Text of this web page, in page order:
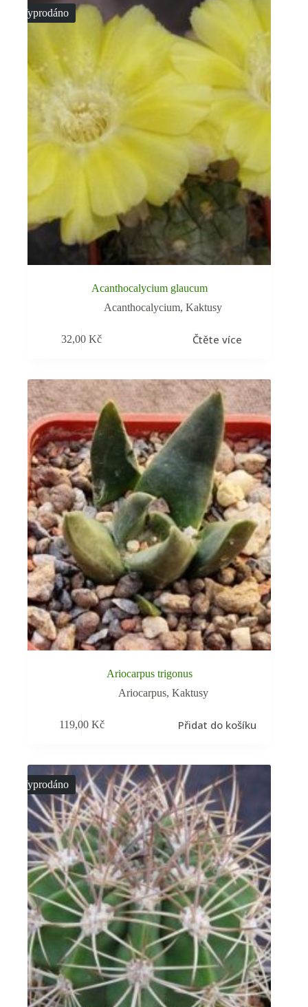
Vyprodáno
Acanthocalycium glaucum
Acanthocalycium,Kaktusy
32,00Kč Čtěte více
Ariocarpus trigonus
Ariocarpus, Kaktusy
119,00 Kč Přidat do košíku
Vyprodáno